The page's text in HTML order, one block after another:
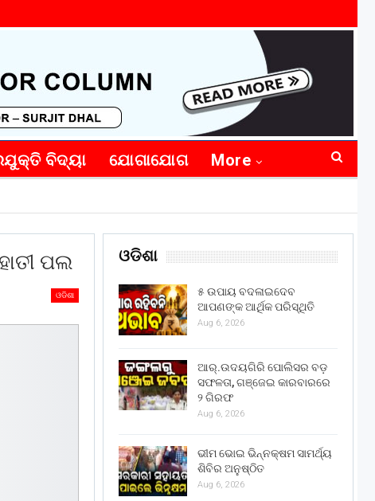
ବିଦ୍ୟା ଯୋଗାଯୋଗ More
ପଲ
ଓଡିଶା
ଓଡିଶା
୫ ଉପାୟ ବଦଳାଇଦେବ
ଆପଣଙ୍କ ଆର୍ଥିକ ପରିସ୍ଥିତି
Aug 6, 2026
ଆର୍.ଉଦୟଗିରି ପୋଲିସର ବଡ଼
ସଫଳତା, ଗଞ୍ଜେଇ କାରବାରରେ
୨ ଗିରଫ
Aug 6, 2026
ଭୀମ ଭୋଇ ଭିନ୍ନକ୍ଷମ ସାମର୍ଥ୍ୟ
ଶିବିର ଅନୁଷ୍ଠିତ
Aug 6, 2026